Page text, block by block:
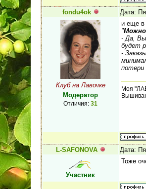
fondu4ok Дата:
Клуб на Лавочке
Модератор
Отличия: 31
и еще в
"Можно
- Да, Вы
будет
-
потери
Моя
L-SAFONOVA Дата:
Участник
Тоже